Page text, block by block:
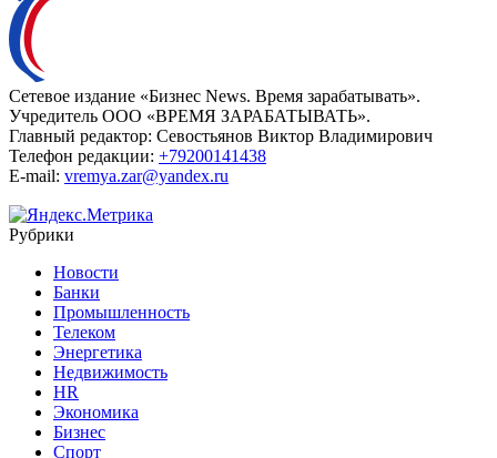
Сетевое издание «Бизнес News. Время зарабатывать».
Учредитель ООО «ВРЕМЯ ЗАРАБАТЫВАТЬ».
Главный редактор: Севостьянов Виктор Владимирович
Телефон редакции: +79200141438
E-mail: vremya.zar@yandex.ru
Рубрики
Новости
Банки
Промышленность
Телеком
Энергетика
Недвижимость
HR
Экономика
Бизнес
Спорт